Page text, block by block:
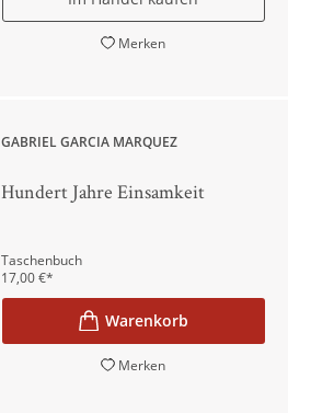
Merken
GABRIEL GARCÍA MÁRQUEZ
Hundert Jahre Einsamkeit
Taschenbuch
17,00€*
Merken